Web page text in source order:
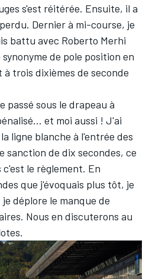
s'est réitérée. Ensuite, il a
Dernier à mi-course, je
battu avec Roberto Merhi
de pole position en
trois dixièmes de seconde
sous le drapeau à
et moi aussi ! J'ai
ligne blanche à l'entrée des
sanction de dix secondes, ce
le règlement. En
que j'évoquais plus tôt, je
déplore le manque de
Nous en discuterons au